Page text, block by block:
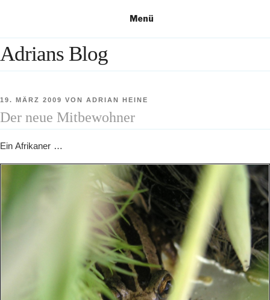
Menü
Adrians Blog
VERÖFFENTLICHT
AM
19. MÄRZ 2009 VON ADRIAN HEINE
Der neue Mitbewohner
Ein Afrikaner …